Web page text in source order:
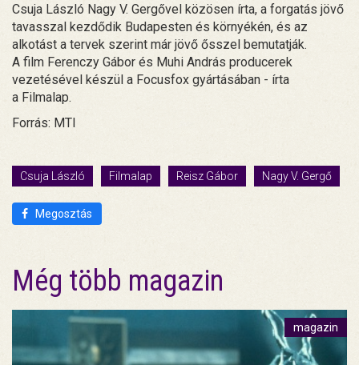
Csuja László Nagy V. Gergővel közösen írta, a forgatás jövő
tavasszal kezdődik Budapesten és környékén, és az
alkotást a tervek szerint már jövő ősszel bemutatják.
A film Ferenczy Gábor és Muhi András producerek
vezetésével készül a Focusfox gyártásában - írta
a Filmalap.
Forrás: MTI
Csuja László Filmalap Reisz Gábor Nagy V. Gergő
Megosztás
Még több magazin
magazin